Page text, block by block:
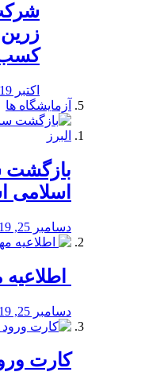
کسب
اکتبر 19, 2019
آزمایشگاه ها
بازگشت
اسلامی
دسامبر 25, 2019
دسامبر 25, 2019
کارت